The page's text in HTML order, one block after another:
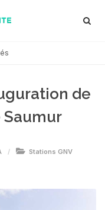
de
Saumur
Stations GNV